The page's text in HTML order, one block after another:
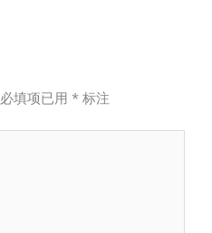
必填项已用 * 标注